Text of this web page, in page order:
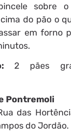
sobre o
do pão o
em forno
2 pães
Pontremoli
das
do Jordão.